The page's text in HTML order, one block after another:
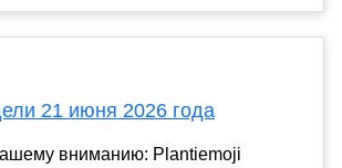
21 июня 2026 года
вниманию: Plantiemoji